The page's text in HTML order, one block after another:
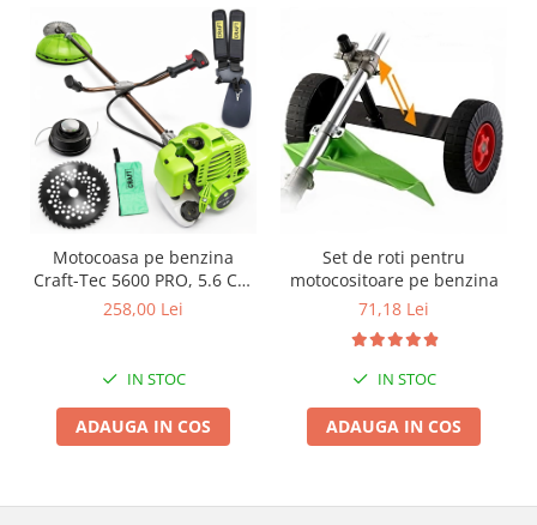
Veioze si Lampi
Cantarire
Cantare comerciale
Cantare Corporale
Aparate de spalat cu presiune si
accesorii
Accesorii aparatele de spalat cu
presiune
Aparate de spalat cu presiune
Instalatii sanitare
Baterii baie
Baterii bucatarie
Baterii cada
Baterii lavoar
Motocoasa pe benzina
Craft-Tec 5600 PRO, 5.6 Cp,
52 CC, 3 acc. incluse
258,00 Lei
IN STOC
ADAUGA IN COS
Set de roti pentru
motocositoare pe benzina
71,18 Lei
IN STOC
ADAUGA IN COS